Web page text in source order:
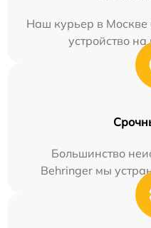
Наш курьер в Москве
устройство
Большинство
Behringer мы